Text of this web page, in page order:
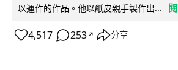
以運作的作品。他以紙皮親手製作出...
4,517 253 ↗ 分享